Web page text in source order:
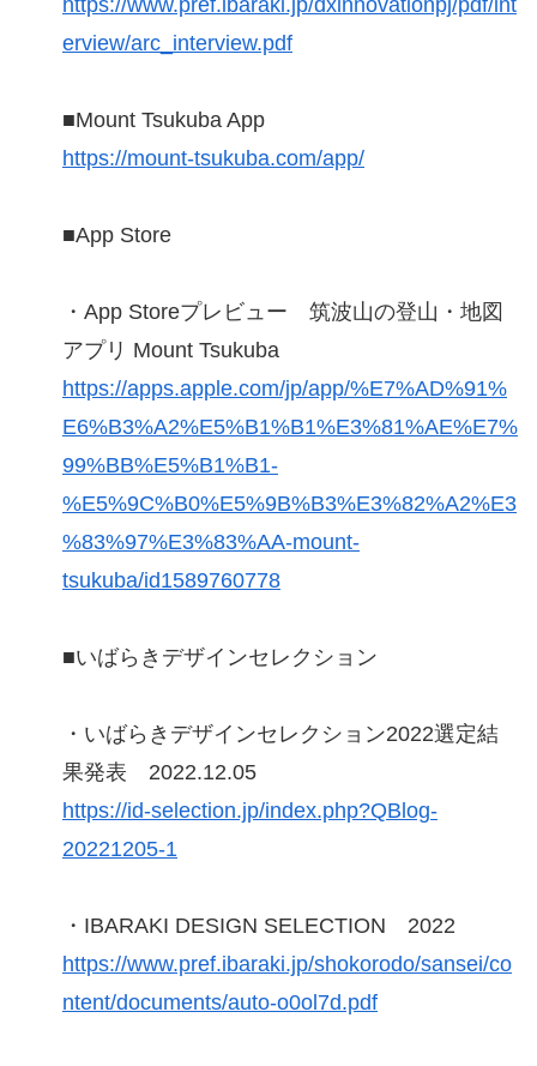
https://www.pref.ibaraki.jp/dxinnovationpj/pdf/int
erview/arc_interview.pdf
■Mount Tsukuba App
https://mount-tsukuba.com/app/
■App Store
・App Storeプレビュー 筑波山の登山・地図
アプリ Mount Tsukuba
https://apps.apple.com/jp/app/%E7%AD%91%
E6%B3%A2%E5%B1%B1%E3%81%AE%E7%
99%BB%E5%B1%B1-
%E5%9C%B0%E5%9B%B3%E3%82%A2%E3
%83%97%E3%83%AA-mount-
tsukuba/id1589760778
■いばらきデザインセレクション
・いばらきデザインセレクション2022選定結
果発表 2022.12.05
https://id-selection.jp/index.php?QBlog-
20221205-1
・IBARAKI DESIGN SELECTION 2022
https://www.pref.ibaraki.jp/shokorodo/sansei/co
ntent/documents/auto-o0ol7d.pdf